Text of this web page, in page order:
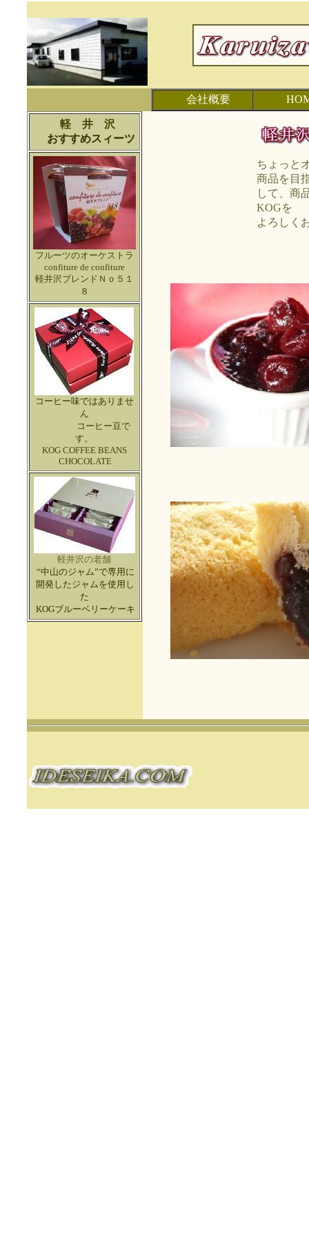
会社概要
軽 井 沢
おすすめスィーツ
フルーツのオーケストラ
confiture de confiture
軽井沢ブレンドＮｏ５１
８
コーヒー味ではありませ
ん
コーヒー豆で
す。
KOG COFFEE BEANS
CHOCOLATE
軽井沢の老舗
“中山のジャム”で専用に
開発したジャムを使用し
た
KOGブルーベリーケーキ
ちょっと
商品を目
して、商
KOGを
よろしく